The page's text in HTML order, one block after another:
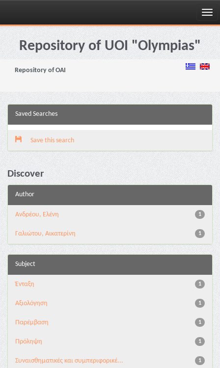
Skip
navigationRepository of UOI "Olympias"
Repository of OAI
Saved Searches
Save this search
Discover
Author
1
Ανδρέου, Ελένη
1
Γαλιώτου, Αικατερίνη
Subject
1
Ένταξη
1
Αξιολόγηση
1
Παρέμβαση
1
Πρόληψη
1
Συναισθηματικές και συμπεριφορικέ...